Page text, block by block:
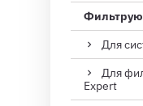
Для
Для
Expert